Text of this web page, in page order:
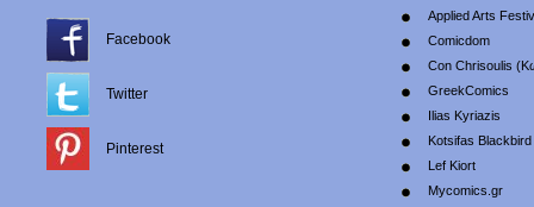
Facebook
Twitter
Pinterest
Applied Arts
Comicdom
Con Chrisoulis
GreekComics
Ilias Kyriazis
Kotsifas Blackbird
Lef Kiort
Mycomics.gr